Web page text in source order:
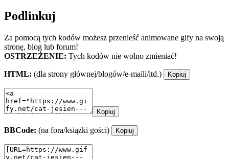
Podlinkuj
Za pomocą tych kodów możesz przenieść animowane gify na swoją
stronę, blog lub forum!
OSTRZEŻENIE: Tych kodów nie wolno zmieniać!
HTML: (dla strony głównej/blogów/e-maili/itd.) Kopiuj
Kopiuj
BBCode: (na fora/książki gości) Kopiuj